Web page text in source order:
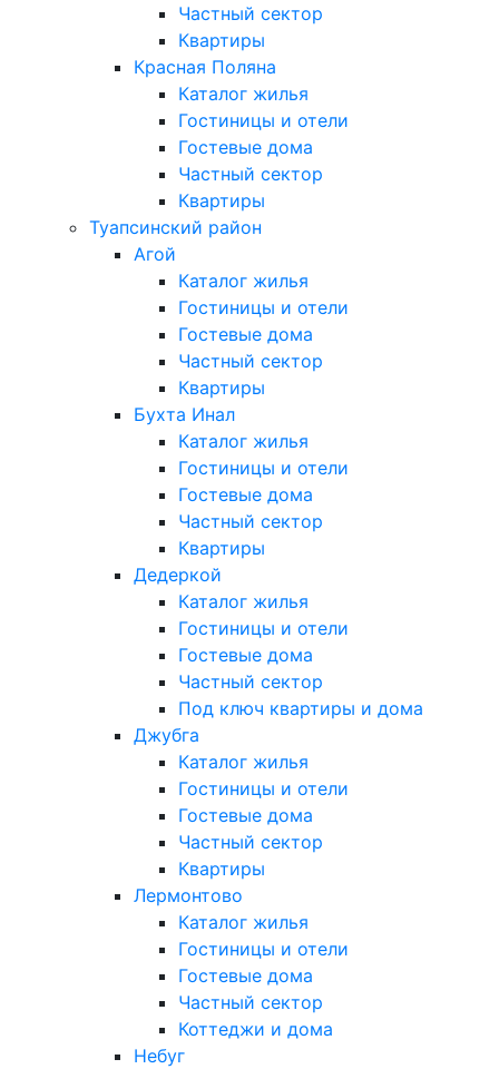
Частный сектор
Квартиры
Красная Поляна
Каталог жилья
Гостиницы и отели
Гостевые дома
Частный сектор
Квартиры
Туапсинский район
Агой
Каталог жилья
Гостиницы и отели
Гостевые дома
Частный сектор
Квартиры
Бухта Инал
Каталог жилья
Гостиницы и отели
Гостевые дома
Частный сектор
Квартиры
Дедеркой
Каталог жилья
Гостиницы и отели
Гостевые дома
Частный сектор
Под ключ квартиры и дома
Джубга
Каталог жилья
Гостиницы и отели
Гостевые дома
Частный сектор
Квартиры
Лермонтово
Каталог жилья
Гостиницы и отели
Гостевые дома
Частный сектор
Коттеджи и дома
Небуг